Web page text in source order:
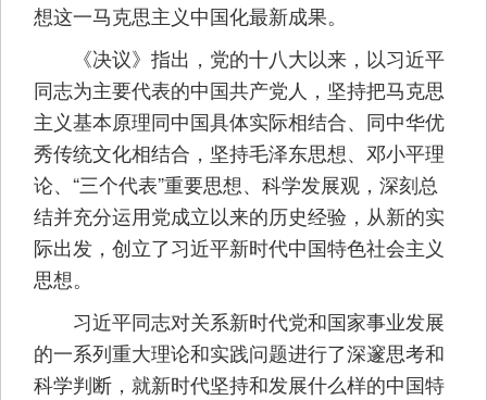
想这一马克思主义中国化最新成果。
《决议》指出，党的十八大以来，以习近平
同志为主要代表的中国共产党人，坚持把马克思
主义基本原理同中国具体实际相结合、同中华优
秀传统文化相结合，坚持毛泽东思想、邓小平理
论、“三个代表”重要思想、科学发展观，深刻总
结并充分运用党成立以来的历史经验，从新的实
际出发，创立了习近平新时代中国特色社会主义
思想。
习近平同志对关系新时代党和国家事业发展
的一系列重大理论和实践问题进行了深邃思考和
科学判断，就新时代坚持和发展什么样的中国特